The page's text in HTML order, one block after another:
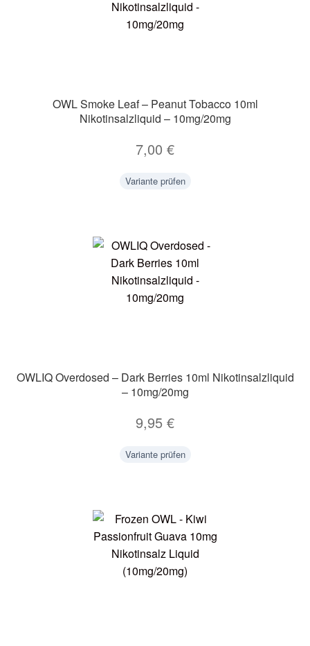
OWL Smoke Leaf – Peanut Tobacco 10ml
Nikotinsalzliquid – 10mg/20mg
7,00 €
Variante prüfen
OWLIQ Overdosed – Dark Berries 10ml Nikotinsalzliquid
– 10mg/20mg
9,95 €
Variante prüfen